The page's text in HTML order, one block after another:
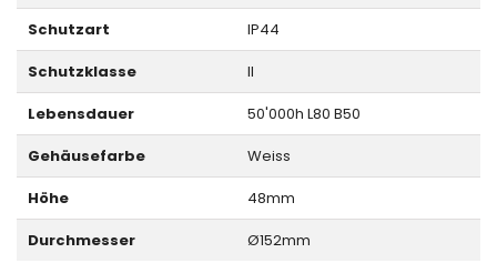
Schutzart
IP44
Schutzklasse
II
Lebensdauer
50'000h L80 B50
Gehäusefarbe
Weiss
Höhe
48mm
Durchmesser
Ø152mm